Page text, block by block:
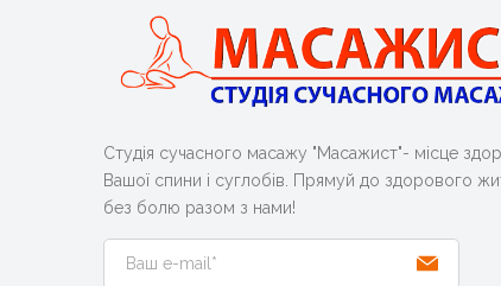
и
с
і
в
Студія сучасного масажу "Масажист"- місце
Вашої спини і суглобів. Прямуй до здорового
без болю разом з нами!